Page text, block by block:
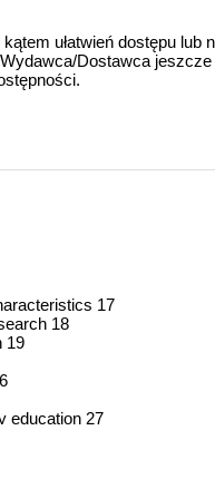
ułatwień dostępu
Dostawca
17
18
19
education 27
training 35